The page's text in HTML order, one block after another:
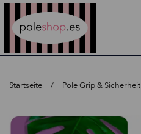
Startseite Pole Grip & Sicherheit